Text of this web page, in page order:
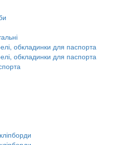
обкладинки для паспорта
обкладинки для паспорта